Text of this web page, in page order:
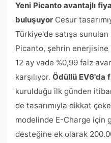
Yeni Picanto avantajlı
buluşuyor Cesur
Türkiye'de satışa
Picanto, şehrin
12 ay vade %0,99 faiz
karşılıyor. Ödüllü EV6'da
kurulduğu ilk günden
de tasarımıyla dikkat
modelinde E-Charge için
desteğine ek olarak